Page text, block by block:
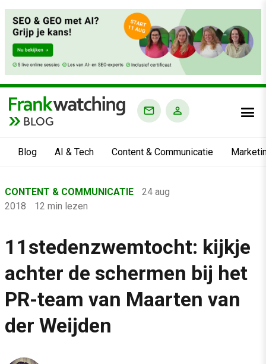
BLOG
Blog AI & Tech Content & Communicatie
›
Content & Communicatie
›
11stedenzwemtocht: kijkje achter de schermen bij het PR-
CONTENT & COMMUNICATIE
24 aug
2018
12 min lezen
11stedenzwemtocht: kijkje
achter de schermen bij het
PR-team van Maarten van
der Weijden